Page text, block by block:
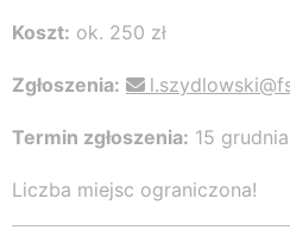
Koszt: ok. 250 zł
Zgłoszenia:
Termin zgłoszenia: 15 grudnia
Liczba miejsc ograniczona!